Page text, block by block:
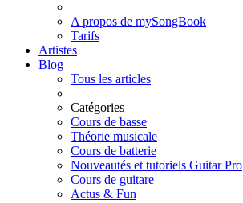
A propos de mySongBook
Tarifs
Artistes
Blog
Tous les articles
Catégories
Cours de basse
Théorie musicale
Cours de batterie
Nouveautés et tutoriels Guitar Pro
Cours de guitare
Actus & Fun